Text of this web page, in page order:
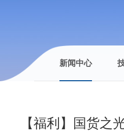
新闻中心
【福利】国货之